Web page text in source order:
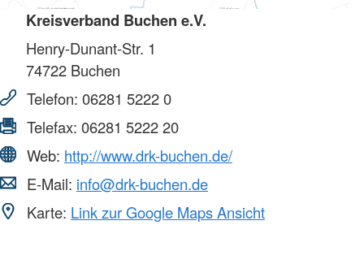
Kreisverband Buchen e.V.
Henry-Dunant-Str. 1
74722 Buchen
Telefon: 06281 5222 0
Telefax: 06281 5222 20
Web: http://www.drk-buchen.de/
E-Mail: info@drk-buchen.de
Karte: Link zur Google Maps Ansicht